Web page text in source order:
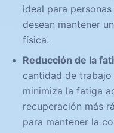
ideal para
desean mantener
física.
Reducción de la
cantidad de
minimiza la fatiga
recuperación más
para mantener la